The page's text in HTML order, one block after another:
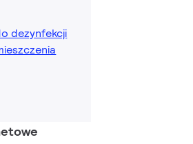
dezynfekcji